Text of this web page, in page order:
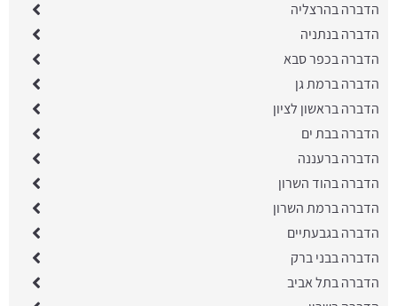
הדברה בהרצליה
הדברה בנתניה
הדברה בכפר סבא
הדברה ברמת גן
הדברה בראשון לציון
הדברה בבת ים
הדברה ברעננה
הדברה בהוד השרון
הדברה ברמת השרון
הדברה בגבעתיים
הדברה בבני ברק
הדברה בתל אביב